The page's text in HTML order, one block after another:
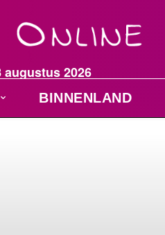
augustus 2026
BINNENLAND